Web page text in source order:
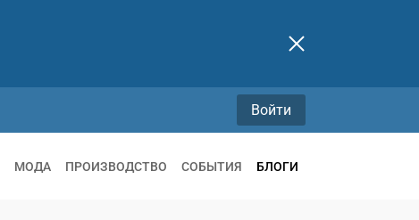
Войти
МОДА ПРОИЗВОДСТВО СОБЫТИЯ БЛОГИ